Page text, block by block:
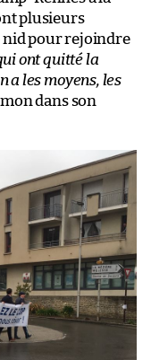
plusieurs
nid pour rejoindre
ont quitté la
a les moyens, les
dans son